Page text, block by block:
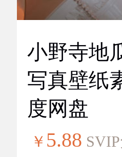
小野寺地
写真壁纸
度网盘
￥ 5.88